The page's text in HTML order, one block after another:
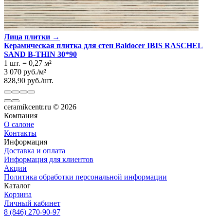
ЦветБежевый
Имитация поверхностиТкань
Лица плитки →
Керамическая плитка для стен Baldocer IBIS RASCHEL
SAND B-THIN 30*90
1 шт. = 0,27 м²
3 070 руб./м²
828,90 руб./шт.
ceramikcentr.ru © 2026
Компания
О салоне
Контакты
Информация
Доставка и оплата
Информация для клиентов
Акции
Политика обработки персональной информации
Каталог
Корзина
Личный кабинет
8 (846) 270-90-97